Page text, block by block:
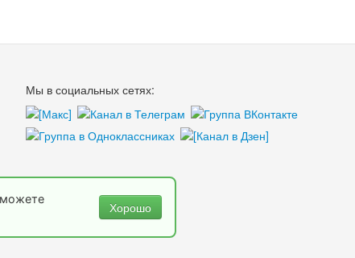
Мы в социальных сетях:
можете
Хорошо